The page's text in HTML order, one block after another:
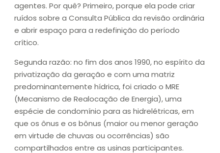
agentes. Por quê? Primeiro, porque ela pode criar
ruídos sobre a Consulta Pública da revisão ordinária
e abrir espaço para a redefinição do período
crítico.
Segunda razão: no fim dos anos 1990, no espírito da
privatização da geração e com uma matriz
predominantemente hídrica, foi criado o MRE
(Mecanismo de Realocação de Energia), uma
espécie de condomínio para as hidrelétricas, em
que os ônus e os bônus (maior ou menor geração
em virtude de chuvas ou ocorrências) são
compartilhados entre as usinas participantes.